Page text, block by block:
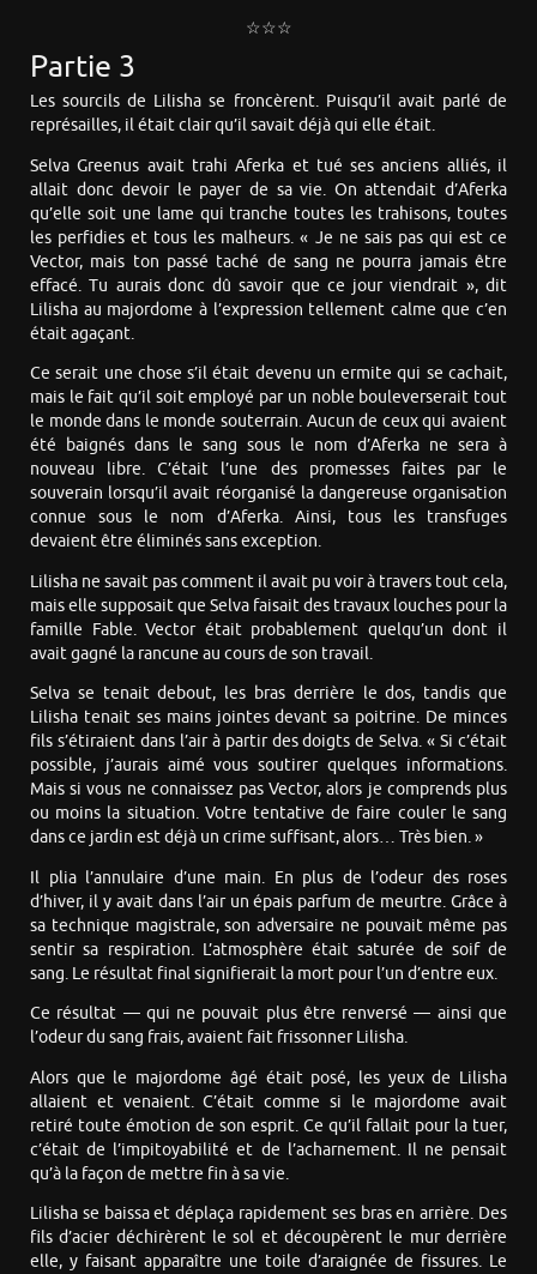
☆☆☆
Partie 3
Les sourcils de Lilisha se froncèrent. Puisqu’il avait parlé de
représailles, il était clair qu’il savait déjà qui elle était.
Selva Greenus avait trahi Aferka et tué ses anciens alliés, il
allait donc devoir le payer de sa vie. On attendait d’Aferka
qu’elle soit une lame qui tranche toutes les trahisons, toutes
les perfidies et tous les malheurs. « Je ne sais pas qui est ce
Vector, mais ton passé taché de sang ne pourra jamais être
effacé. Tu aurais donc dû savoir que ce jour viendrait », dit
Lilisha au majordome à l’expression tellement calme que c’en
était agaçant.
Ce serait une chose s’il était devenu un ermite qui se cachait,
mais le fait qu’il soit employé par un noble bouleverserait tout
le monde dans le monde souterrain. Aucun de ceux qui avaient
été baignés dans le sang sous le nom d’Aferka ne sera à
nouveau libre. C’était l’une des promesses faites par le
souverain lorsqu’il avait réorganisé la dangereuse organisation
connue sous le nom d’Aferka. Ainsi, tous les transfuges
devaient être éliminés sans exception.
Lilisha ne savait pas comment il avait pu voir à travers tout cela,
mais elle supposait que Selva faisait des travaux louches pour la
famille Fable. Vector était probablement quelqu’un dont il
avait gagné la rancune au cours de son travail.
Selva se tenait debout, les bras derrière le dos, tandis que
Lilisha tenait ses mains jointes devant sa poitrine. De minces
fils s’étiraient dans l’air à partir des doigts de Selva. « Si c’était
possible, j’aurais aimé vous soutirer quelques informations.
Mais si vous ne connaissez pas Vector, alors je comprends plus
ou moins la situation. Votre tentative de faire couler le sang
dans ce jardin est déjà un crime suffisant, alors… Très bien. »
Il plia l’annulaire d’une main. En plus de l’odeur des roses
d’hiver, il y avait dans l’air un épais parfum de meurtre. Grâce à
sa technique magistrale, son adversaire ne pouvait même pas
sentir sa respiration. L’atmosphère était saturée de soif de
sang. Le résultat final signifierait la mort pour l’un d’entre eux.
Ce résultat — qui ne pouvait plus être renversé — ainsi que
l’odeur du sang frais, avaient fait frissonner Lilisha.
Alors que le majordome âgé était posé, les yeux de Lilisha
allaient et venaient. C’était comme si le majordome avait
retiré toute émotion de son esprit. Ce qu’il fallait pour la tuer,
c’était de l’impitoyabilité et de l’acharnement. Il ne pensait
qu’à la façon de mettre fin à sa vie.
Lilisha se baissa et déplaça rapidement ses bras en arrière. Des
fils d’acier déchirèrent le sol et découpèrent le mur derrière
elle, y faisant apparaître une toile d’araignée de fissures. Le